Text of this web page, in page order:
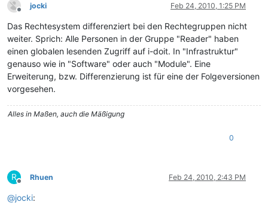
Offline
jocki Feb 24, 2010, 1:25 PM
Das Rechtesystem differenziert bei den Rechtegruppen nicht
weiter. Sprich: Alle Personen in der Gruppe "Reader" haben
einen globalen lesenden Zugriff auf i-doit. In "Infrastruktur"
genauso wie in "Software" oder auch "Module". Eine
Erweiterung, bzw. Differenzierung ist für eine der Folgeversionen
vorgesehen.
Alles in Maßen, auch die Mäßigung
0
R
Offline
Rhuen Feb 24, 2010, 2:43 PM
@jocki: